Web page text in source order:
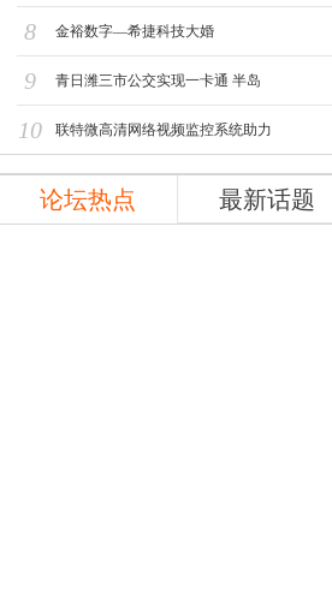
8 金裕数字—希捷科技大婚
9 青日潍三市公交实现一卡通 半岛
10 联特微高清网络视频监控系统助力
论坛热点 最新话题